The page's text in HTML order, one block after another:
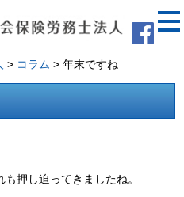
> コラム >年末ですね
押し迫ってきましたね。